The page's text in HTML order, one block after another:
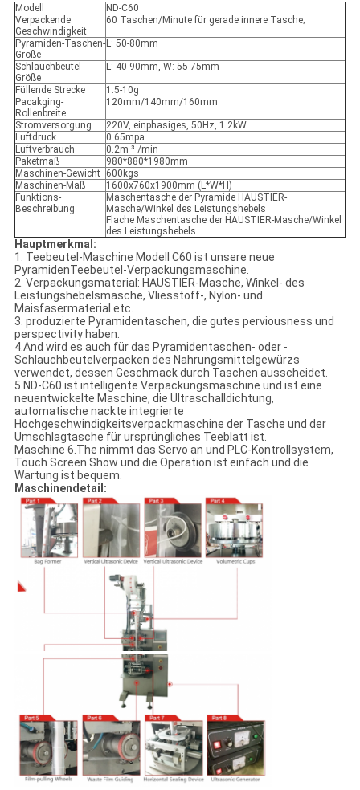
Modell
ND-C60
Verpackende
Geschwindigkeit
60 Taschen/Minute für gerade innere Tasche;
Pyramiden-Taschen-
Größe
L: 50-80mm
Schlauchbeutel-
Größe
L: 40-90mm, W: 55-75mm
Füllende Strecke
1.5-10g
Pacakging-
Rollenbreite
120mm/140mm/160mm
Stromversorgung
220V, einphasiges, 50Hz, 1.2kW
Luftdruck
0.65mpa
Luftverbrauch
0.2m ³ /min
Paketmaß
980*880*1980mm
Maschinen-Gewicht 600kgs
Maschinen-Maß
1600x760x1900mm (L*W*H)
Funktions-
Beschreibung
Maschentasche der Pyramide HAUSTIER-
Masche/Winkel des Leistungshebels
Flache Maschentasche der HAUSTIER-Masche/Winkel
des Leistungshebels
Hauptmerkmal:
1. Teebeutel-Maschine Modell C60 ist unsere neue
PyramidenTeebeutel-Verpackungsmaschine.
2. Verpackungsmaterial: HAUSTIER-Masche, Winkel- des
Leistungshebelsmasche, Vliesstoff-, Nylon- und
Maisfasermaterial etc.
3. produzierte Pyramidentaschen, die gutes perviousness und
perspectivity haben.
4.And wird es auch für das Pyramidentaschen- oder -
Schlauchbeutelverpacken des Nahrungsmittelgewürzs
verwendet, dessen Geschmack durch Taschen ausscheidet.
5.ND-C60 ist intelligente Verpackungsmaschine und ist eine
neuentwickelte Maschine, die Ultraschalldichtung,
automatische nackte integrierte
Hochgeschwindigkeitsverpackmaschine der Tasche und der
Umschlagtasche für ursprüngliches Teeblatt ist.
Maschine 6.The nimmt das Servo an und PLC-Kontrollsystem,
Touch Screen Show und die Operation ist einfach und die
Wartung ist bequem.
Maschinendetail: